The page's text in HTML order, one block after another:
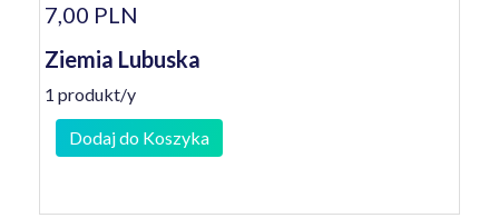
7,00 PLN
Ziemia Lubuska
1 produkt/y
Dodaj do Koszyka